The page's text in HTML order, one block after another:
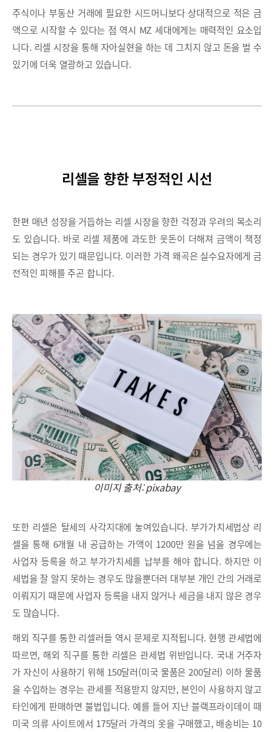
주식이나 부동산 거래에 필요한 시드머니보다 상대적으로 적은 금
액으로 시작할 수 있다는 점 역시 MZ 세대에게는 매력적인 요소입
니다. 리셀 시장을 통해 자아실현을 하는 데 그치지 않고 돈을 벌 수
있기에 더욱 열광하고 있습니다.
리셀을 향한 부정적인 시선
한편 매년 성장을 거듭하는 리셀 시장을 향한 걱정과 우려의 목소리
도 있습니다. 바로 리셀 제품에 과도한 웃돈이 더해져 금액이 책정
되는 경우가 있기 때문입니다. 이러한 가격 왜곡은 실수요자에게 금
전적인 피해를 주곤 합니다.
이미지 출처: pixabay
또한 리셀은 탈세의 사각지대에 놓여있습니다. 부가가치세법상 리
셀을 통해 6개월 내 공급하는 가액이 1200만 원을 넘을 경우에는
사업자 등록을 하고 부가가치세를 납부를 해야 합니다. 하지만 이
세법을 잘 알지 못하는 경우도 많을뿐더러 대부분 개인 간의 거래로
이뤄지기 때문에 사업자 등록을 내지 않거나 세금을 내지 않은 경우
도 많습니다.
해외 직구를 통한 리셀러들 역시 문제로 지적됩니다. 현행 관세법에
따르면, 해외 직구를 통한 리셀은 관세법 위반입니다. 국내 거주자
가 자신이 사용하기 위해 150달러(미국 물품은 200달러) 이하 물품
을 수입하는 경우는 관세를 적용받지 않지만, 본인이 사용하지 않고
타인에게 판매하면 불법입니다. 예를 들어 지난 블랙프라이데이 때
미국 의류 사이트에서 175달러 가격의 옷을 구매했고, 배송비는 10